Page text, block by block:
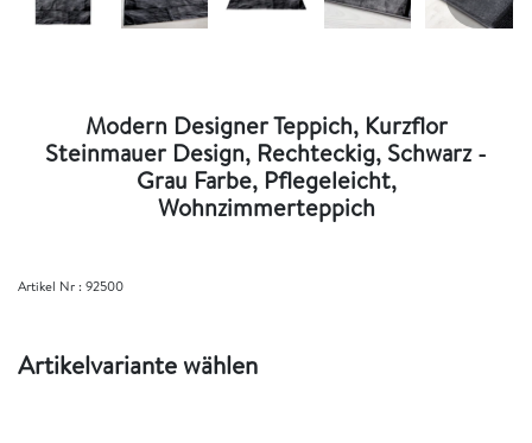
Modern Designer Teppich, Kurzflor
Steinmauer Design, Rechteckig, Schwarz -
Grau Farbe, Pflegeleicht,
Wohnzimmerteppich
Artikel Nr :92500
Artikelvariante wählen